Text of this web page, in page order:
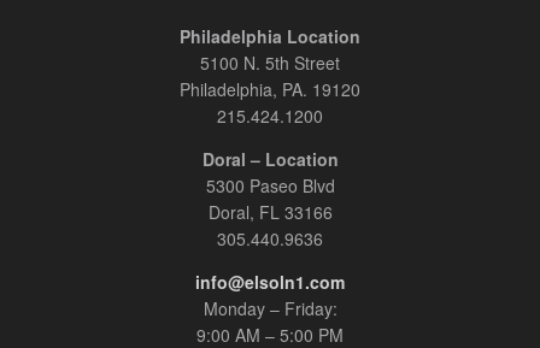
Philadelphia Location
5100 N. 5th Street
Philadelphia, PA. 19120
215.424.1200
Doral – Location
5300 Paseo Blvd
Doral, FL 33166
305.440.9636
info@elsoln1.com
Monday – Friday:
9:00 AM – 5:00 PM